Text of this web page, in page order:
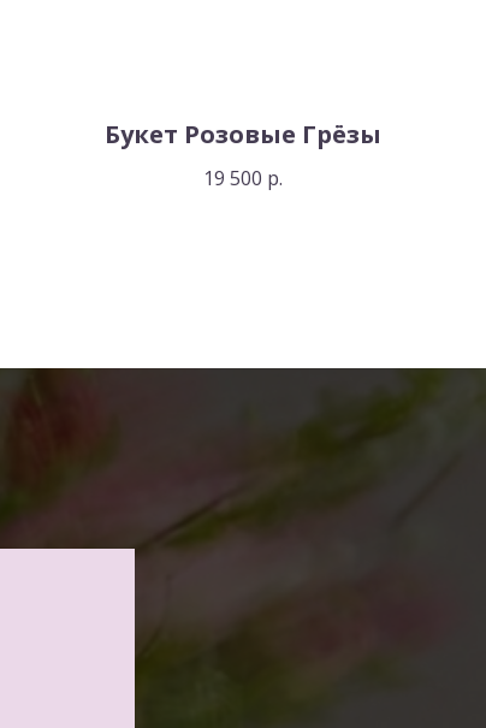
Букет Розовые Грёзы
19 500 р.